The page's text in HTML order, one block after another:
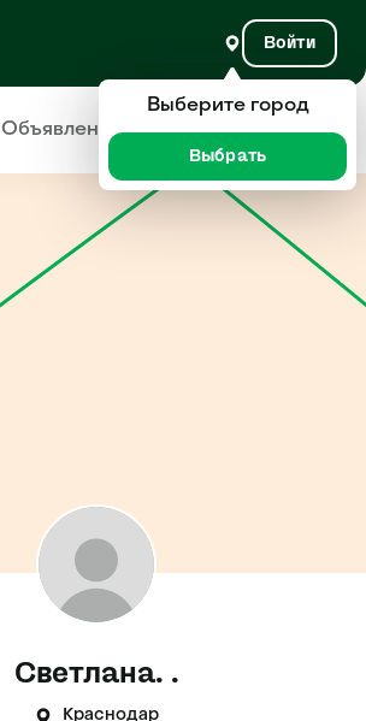
Войти
Объявления Отзывы
Светлана. .
Краснодар
Выберите город
Выбрать